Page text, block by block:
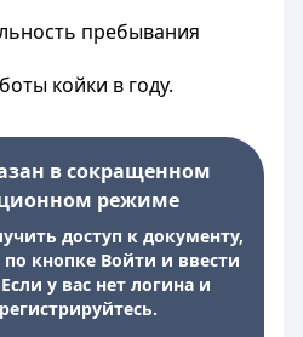
пребывания
койки в году.
в сокращенном
режиме
доступ к документу,
кнопке Войти и ввести
у вас нет логина и